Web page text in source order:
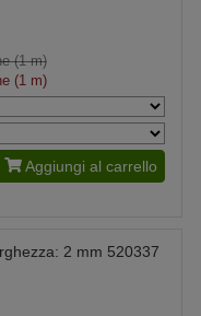
(1 m)
(1 m)
Aggiungi al carrello
2 mm 520337